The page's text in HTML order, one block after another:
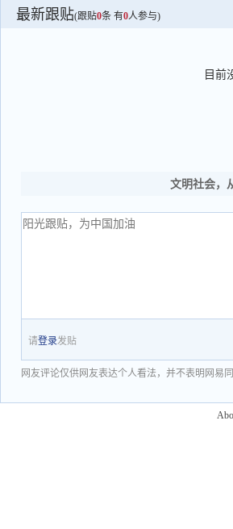
最新跟贴(跟贴0条 有0人参与)
目前
文明社会，
请登录发贴
网友评论仅供网友表达个人看法，并不表明网易